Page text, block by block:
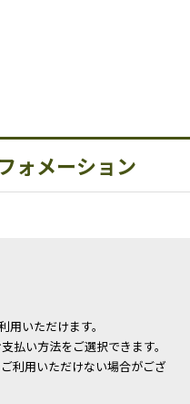
ォメーション
用いただけます。
払い方法をご選択できます。
利用いただけない場合がござ